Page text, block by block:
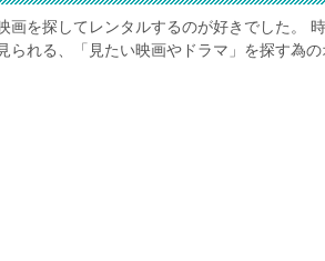
画を探してレンタルするのが好きでした。
られる、「見たい映画やドラマ」を探す為の